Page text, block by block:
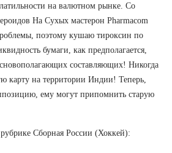
на валютном рынке. Со
На Сухых мастерон Pharmacom
поэтому кушаю тироксин по
бумаги, как предполагается,
составляющих! Никогда
карту на территории Индии! Теперь,
ему могут припомнить старую
Сборная России (Хоккей):